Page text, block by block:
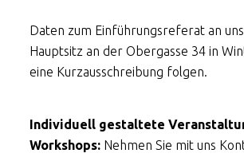
Daten zum Einführungsreferat an
Hauptsitz an der Obergasse 34 in
eine Kurzausschreibung folgen.
Individuell gestaltete
Workshops: Nehmen Sie mit uns